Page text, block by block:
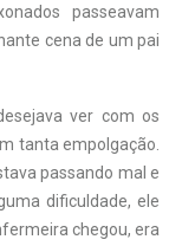
passeavam
cena de um pai
ver com os
tanta empolgação.
passando mal e
dificuldade, ele
chegou, era